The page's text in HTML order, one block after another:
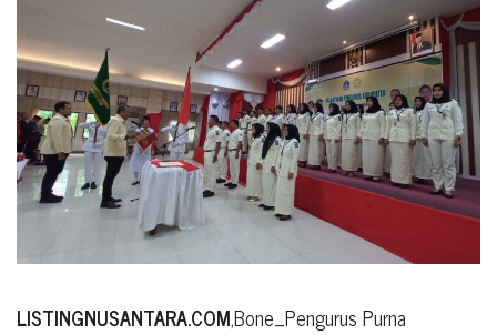
LISTINGNUSANTARA.COM,Bone_Pengurus Purna